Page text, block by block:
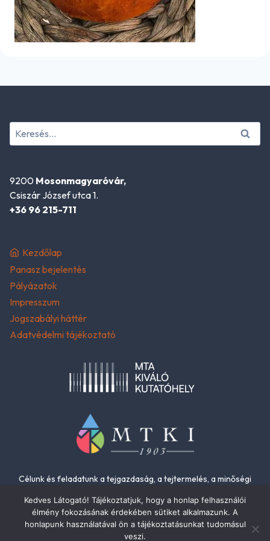
Keresés:
9200 Mosonmagyaróvár,
Csiszár József utca 1.
+36 96 215-711
Kezdőlap
Panasz bejelentés
Pályázatok
Impresszum
Jogszabályi háttér
Adatvédelmi tájékoztató
Célunk és feladatunk a tejgazdaság, a tejtermelés, a minőségi
Kedves Látogató! Tájékoztatjuk, hogy a honlap felhasználói
élmény fokozásának érdekében sütiket alkalmazunk. A
honlapunk használatával ön a tájékoztatásunkat tudomásul
veszi.